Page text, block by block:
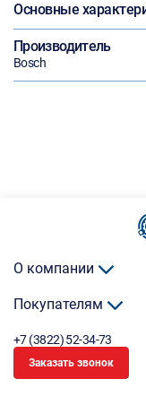
Основные
Производитель
Bosch
О компании
Покупателям
+7 (3822) 52-34-73
Заказать звонок